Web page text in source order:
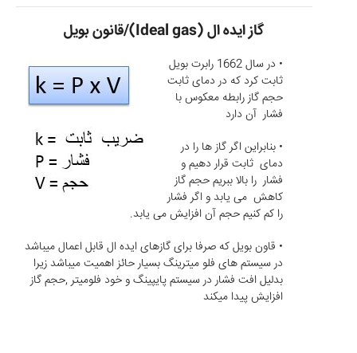
گاز ایده ال (Ideal gas)/قانون بویل
• در سال 1662 رابرت بویل
ثابت كرد كه در دمای ثابت
حجم گاز رابطه معکوس با
فشار آن دارد
• بنابراین اگر گاز ها را در
دمای ثابت قرار دهیم و
فشار را بالا ببریم حجم گاز
کاهش می یابد و اگر فشار
را کم کنیم حجم آن افزایش می یابد.
• قاون بویل که صرفا برای گازهای ایده ال قابل اعمال میباشد
در سیستم های فلو میترینگ بسیار حائز اهمیت میباشد زیرا
بدلیل افت فشار در سیستم پایپینگ و خود فلومیتر ,حجم گاز
افزایش پیدا میکند